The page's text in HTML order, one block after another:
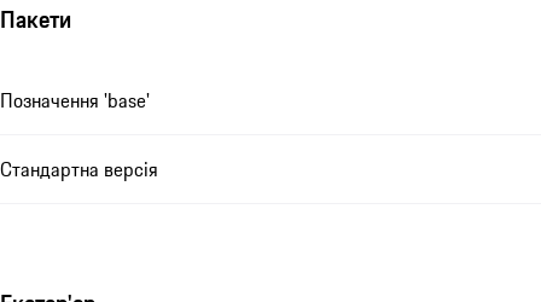
Пакети
Позначення 'base'
Стандартна версія